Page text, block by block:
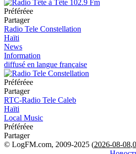
Préféréeе
Partager
Radio Tele Constellation
Haïti
News
Information
diffusé en langue française
Préféréeе
Partager
RTC-Radio Tele Caleb
Haïti
Local Music
Préféréeе
Partager
© LogFM.com, 2009-2025 (2026-08-08,